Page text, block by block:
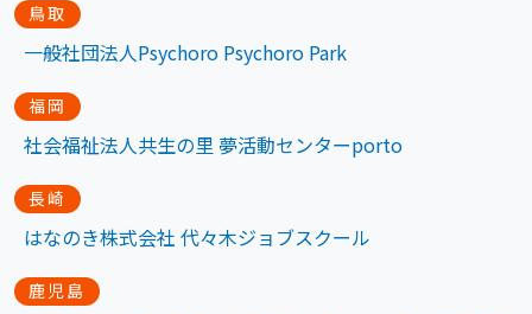
鳥取
一般社団法人Psychoro Psychoro Park
福岡
社会福祉法人共生の里 夢活動センターporto
長崎
はなのき株式会社 代々木ジョブスクール
鹿児島